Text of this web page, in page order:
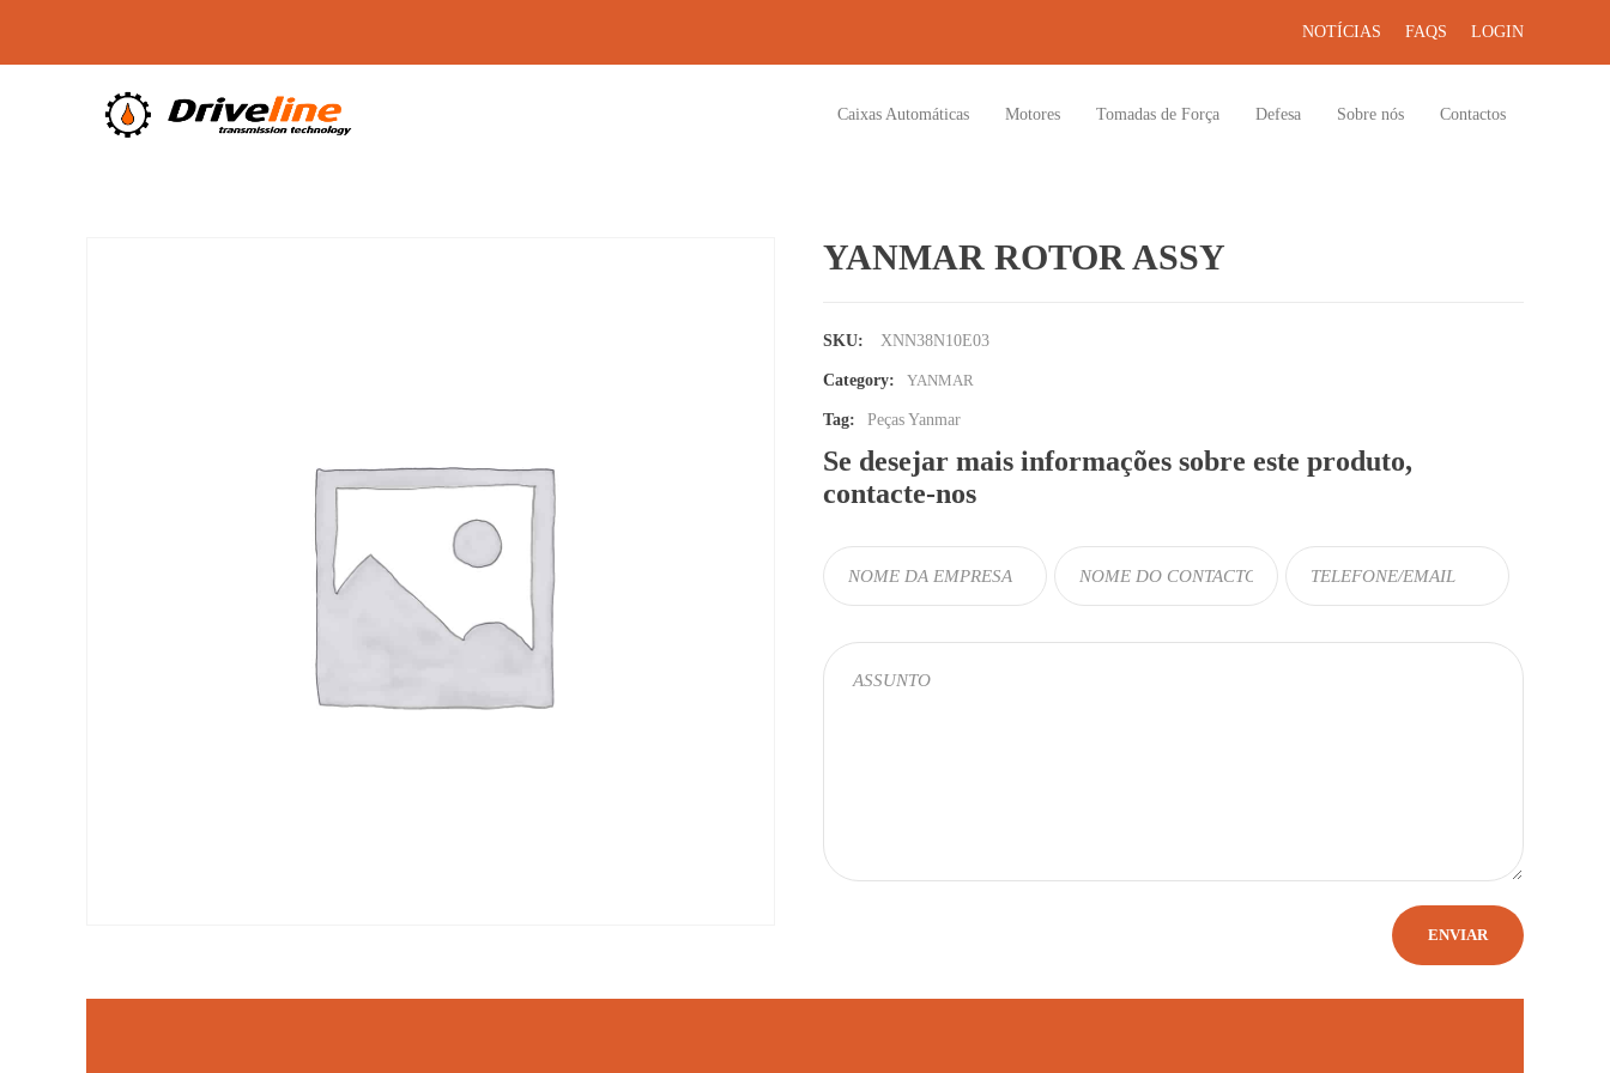
NOTÍCIAS FAQS LOGIN
Caixas Automáticas Motores Tomadas de Força Defesa Sobre nós Contactos
YANMAR ROTOR ASSY
SKU: XNN38N10E03
Category: YANMAR
Tag: Peças Yanmar
Se desejar mais informações sobre este produto,
contacte-nos